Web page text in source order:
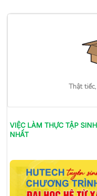
Thật
VIỆC LÀM THỰC TẬP SINH
NHẤT